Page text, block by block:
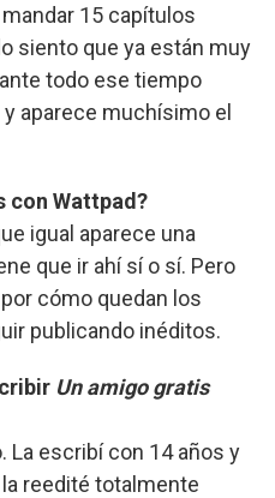
15 capítulos
siento que ya están muy
todo ese tiempo
aparece muchísimo el
con Wattpad?
igual aparece una
que ir ahí sí o sí. Pero
cómo quedan los
publicando inéditos.
Un amigo gratis
escribí con 14 años y
la reedité totalmente